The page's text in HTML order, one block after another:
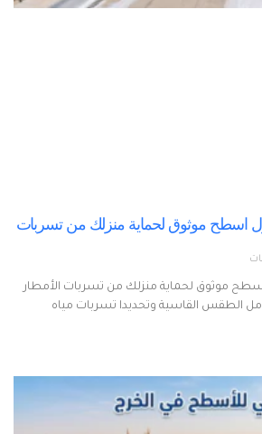
اسطح موثوق لحماية منزلك من تسربات
اسطح موثوق لحماية منزلك من تسربات الأمطار
الطقس القاسية وتحديدا تسربات مياه